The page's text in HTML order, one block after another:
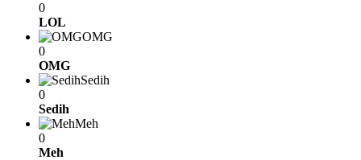
0
LOL
OMG
0
OMG
Sedih
0
Sedih
Meh
0
Meh